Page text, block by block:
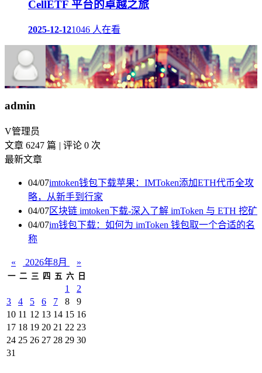
CellETF 平台的卓越之旅
2025-12-121046 人在看
admin
V管理员
文章 6247 篇 | 评论 0 次
最新文章
04/07imtoken钱包下载苹果：IMToken添加ETH代币全攻
略，从新手到行家
04/07区块链 imtoken下载-深入了解 imToken 与 ETH 挖矿
04/07im钱包下载：如何为 imToken 钱包取一个合适的名
称
« 2026年8月 »
一 二 三 四 五 六 日
1
2
3
4 5 6 7 8
9
10 11 12 13 14 15 16
17 18 19 20 21 22 23
24 25 26 27 28 29 30
31